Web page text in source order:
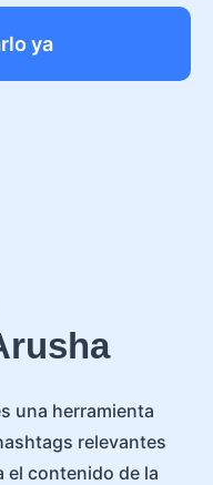
ya
una herramienta
relevantes
el contenido de la